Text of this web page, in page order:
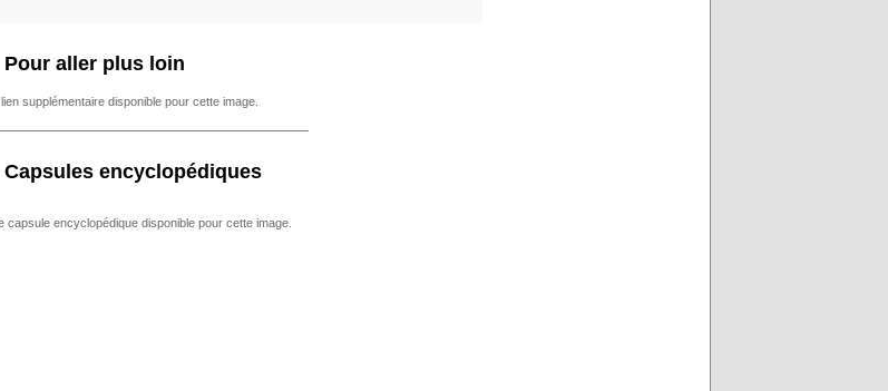
Pour aller plus loin
supplémentaire disponible pour cette image.
Capsules encyclopédiques
capsule encyclopédique disponible pour cette image.